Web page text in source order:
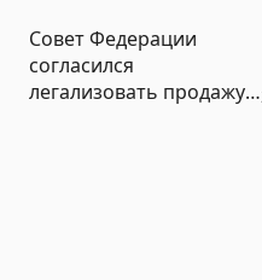
электроэнергетике
Совет Федерации
согласился
легализовать продажу